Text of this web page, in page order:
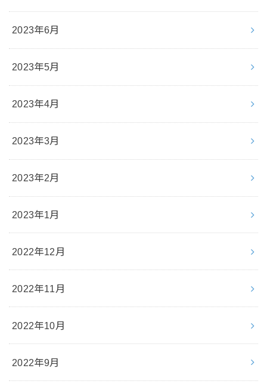
2023年6月
2023年5月
2023年4月
2023年3月
2023年2月
2023年1月
2022年12月
2022年11月
2022年10月
2022年9月